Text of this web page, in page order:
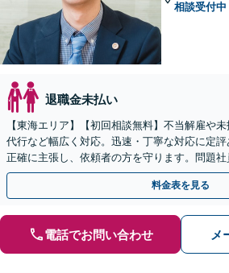
相談受付中
退職金未払い
【東海エリア】【初回相談無料】不当解雇や
代行など幅広く対応。迅速・丁寧な対応に定
正確に主張し、依頼者の方を守ります。問題
さまもぜひご相談ください【電話相談可】【
料金表を見る
電話でお問い合わせ メ